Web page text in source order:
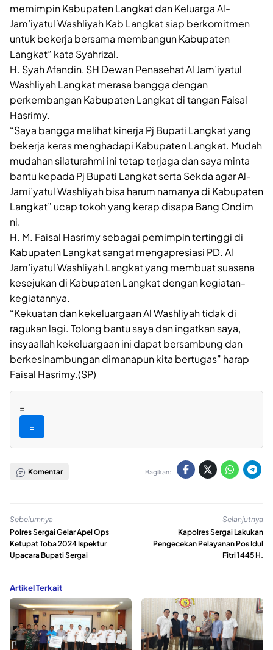
memimpin Kabupaten Langkat dan Keluarga Al-
Jam’iyatul Washliyah Kab Langkat siap berkomitmen
untuk bekerja bersama membangun Kabupaten
Langkat” kata Syahrizal.
H. Syah Afandin, SH Dewan Penasehat Al Jam’iyatul
Washliyah Langkat merasa bangga dengan
perkembangan Kabupaten Langkat di tangan Faisal
Hasrimy.
“Saya bangga melihat kinerja Pj Bupati Langkat yang
bekerja keras menghadapi Kabupaten Langkat. Mudah
mudahan silaturahmi ini tetap terjaga dan saya minta
bantu kepada Pj Bupati Langkat serta Sekda agar Al-
Jami’yatul Washliyah bisa harum namanya di Kabupaten
Langkat” ucap tokoh yang kerap disapa Bang Ondim
ni.
H. M. Faisal Hasrimy sebagai pemimpin tertinggi di
Kabupaten Langkat sangat mengapresiasi PD. Al
Jam’iyatul Washliyah Langkat yang membuat suasana
kesejukan di Kabupaten Langkat dengan kegiatan-
kegiatannya.
“Kekuatan dan kekeluargaan Al Washliyah tidak di
ragukan lagi. Tolong bantu saya dan ingatkan saya,
insyaallah kekeluargaan ini dapat bersambung dan
berkesinambungan dimanapun kita bertugas” harap
Faisal Hasrimy.(SP)
=
=
Komentar Bagikan:
Sebelumnya
Polres Sergai Gelar Apel Ops
Ketupat Toba 2024 Ispektur
Upacara Bupati Sergai
Selanjutnya
Kapolres Sergai Lakukan
Pengecekan Pelayanan Pos Idul
Fitri 1445 H.
Artikel Terkait